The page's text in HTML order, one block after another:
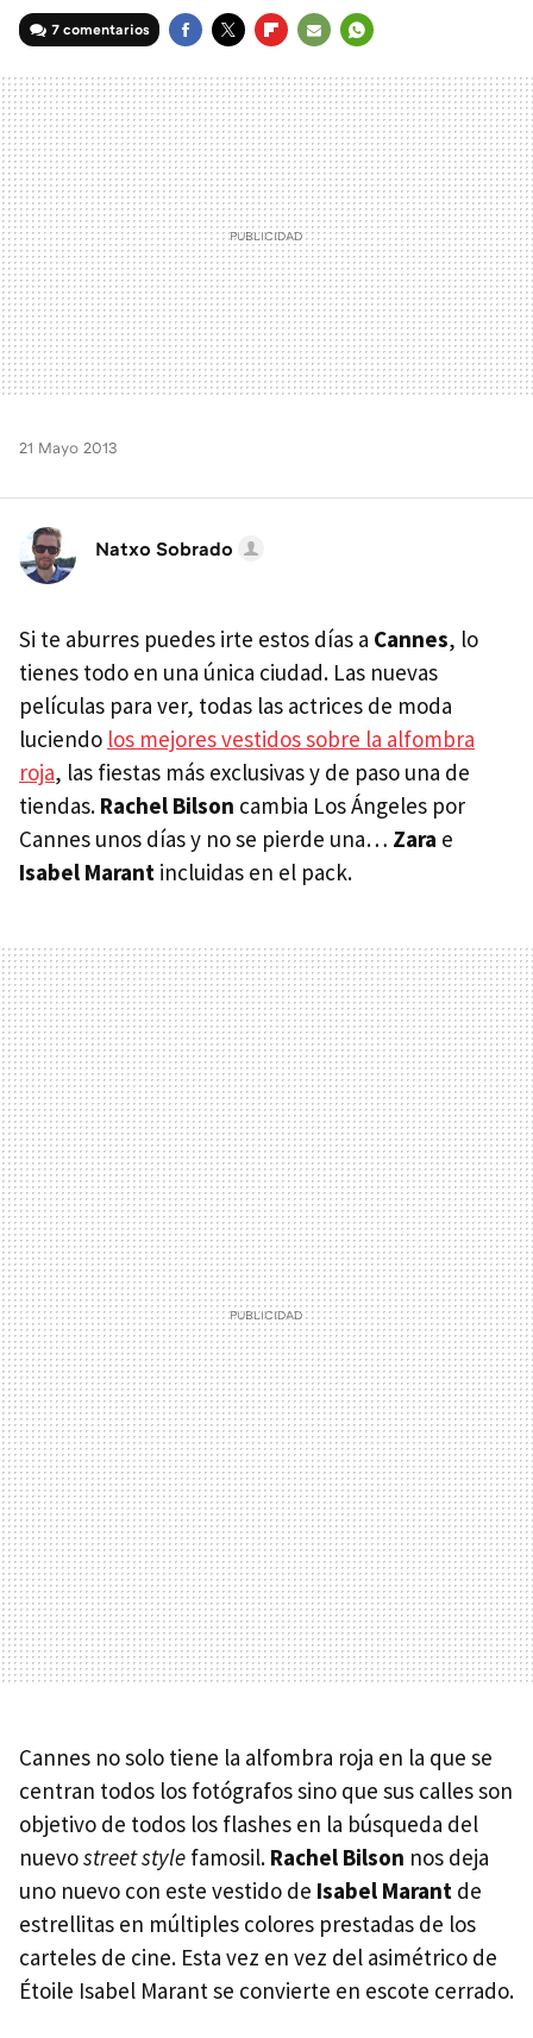
7 comentarios
MAIL
21 Mayo 2013
Natxo Sobrado
Si te aburres puedes irte estos días a Cannes, lo
tienes todo en una única ciudad. Las nuevas
películas para ver, todas las actrices de moda
luciendo los mejores vestidos sobre la alfombra
roja, las fiestas más exclusivas y de paso una de
tiendas. Rachel Bilson cambia Los Ángeles por
Cannes unos días y no se pierde una… Zara e
Isabel Marant incluidas en el pack.
Cannes no solo tiene la alfombra roja en la que se
centran todos los fotógrafos sino que sus calles son
objetivo de todos los flashes en la búsqueda del
nuevostreet style famosil. Rachel Bilson nos deja
uno nuevo con este vestido de Isabel Marant de
estrellitas en múltiples colores prestadas de los
carteles de cine. Esta vez en vez del asimétrico de
Étoile Isabel Marant se convierte en escote cerrado.